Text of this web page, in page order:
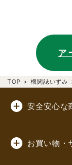
TOP > 機関誌いずみ
ア
安全安心な
お買い物・